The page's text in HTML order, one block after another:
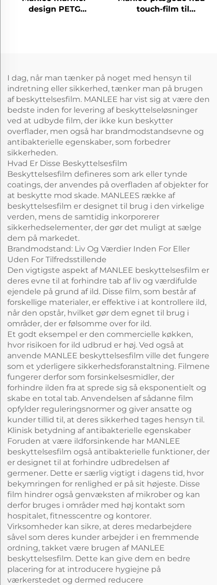
design PETG
touch-film til
I dag, når man tænker på noget med hensyn til
indretning eller sikkerhed, tænker man på brugen
af beskyttelsesfilm. MANLEE har vist sig at være den
bedste inden for levering af beskyttelseløsninger
ved at udbyde film, der ikke kun beskytter
overflader, men også har brandmodstandsevne og
antibakterielle egenskaber, som forbedrer
sikkerheden.
Hvad Er Disse Beskyttelsesfilm
Beskyttelsesfilm defineres som ark eller tynde
coatings, der anvendes på overfladen af objekter for
at beskytte mod skade. MANLEES række af
beskyttelsesfilm er designet til brug i den virkelige
verden, mens de samtidig inkorporerer
sikkerhedselementer, der gør det muligt at sælge
dem på markedet.
Brandmodstand: Liv Og Værdier Inden For Eller
Uden For Tilfredsstillende
Den vigtigste aspekt af MANLEE beskyttelsesfilm er
deres evne til at forhindre tab af liv og værdifulde
ejendele på grund af ild. Disse film, som består af
forskellige materialer, er effektive i at kontrollere ild,
når den opstår, hvilket gør dem egnet til brug i
områder, der er følsomme over for ild.
Et godt eksempel er den commercielle køkken,
hvor risikoen for ild udbrud er høj. Ved også at
anvende MANLEE beskyttelsesfilm ville det fungere
som et yderligere sikkerhedsforanstaltning. Filmene
fungerer derfor som forsinkelsesmidler, der
forhindre ilden fra at sprede sig så eksponentielt og
skabe en total tab. Anvendelsen af sådanne film
opfylder reguleringsnormer og giver ansatte og
kunder tillid til, at deres sikkerhed tages hensyn til.
Klinisk betydning af antibakterielle egenskaber
Foruden at være ildforsinkende har MANLEE
beskyttelsesfilm også antibakterielle funktioner, der
er designet til at forhindre udbredelsen af
germener. Dette er særlig vigtigt i dagens tid, hvor
bekymringen for renlighed er på sit højeste. Disse
film hindrer også genvæksten af mikrober og kan
derfor bruges i områder med høj kontakt som
hospitalet, fitnesscentre og kontorer.
Virksomheder kan sikre, at deres medarbejdere
såvel som deres kunder arbejder i en fremmende
ordning, takket være brugen af MANLEE
beskyttelsesfilm. Dette kan give dem en bedre
placering for at introducere hygiejne på
værkerstedet og dermed reducere